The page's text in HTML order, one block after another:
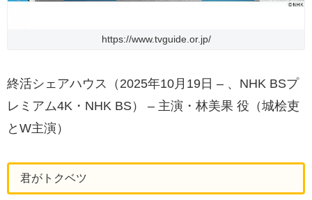
https://www.tvguide.or.jp/
終活シェアハウス（2025年10月19日 – 、NHK BSプ
レミアム4K・NHK BS） – 主演・林美果 役（城桧吏
とW主演）
君がトクベツ